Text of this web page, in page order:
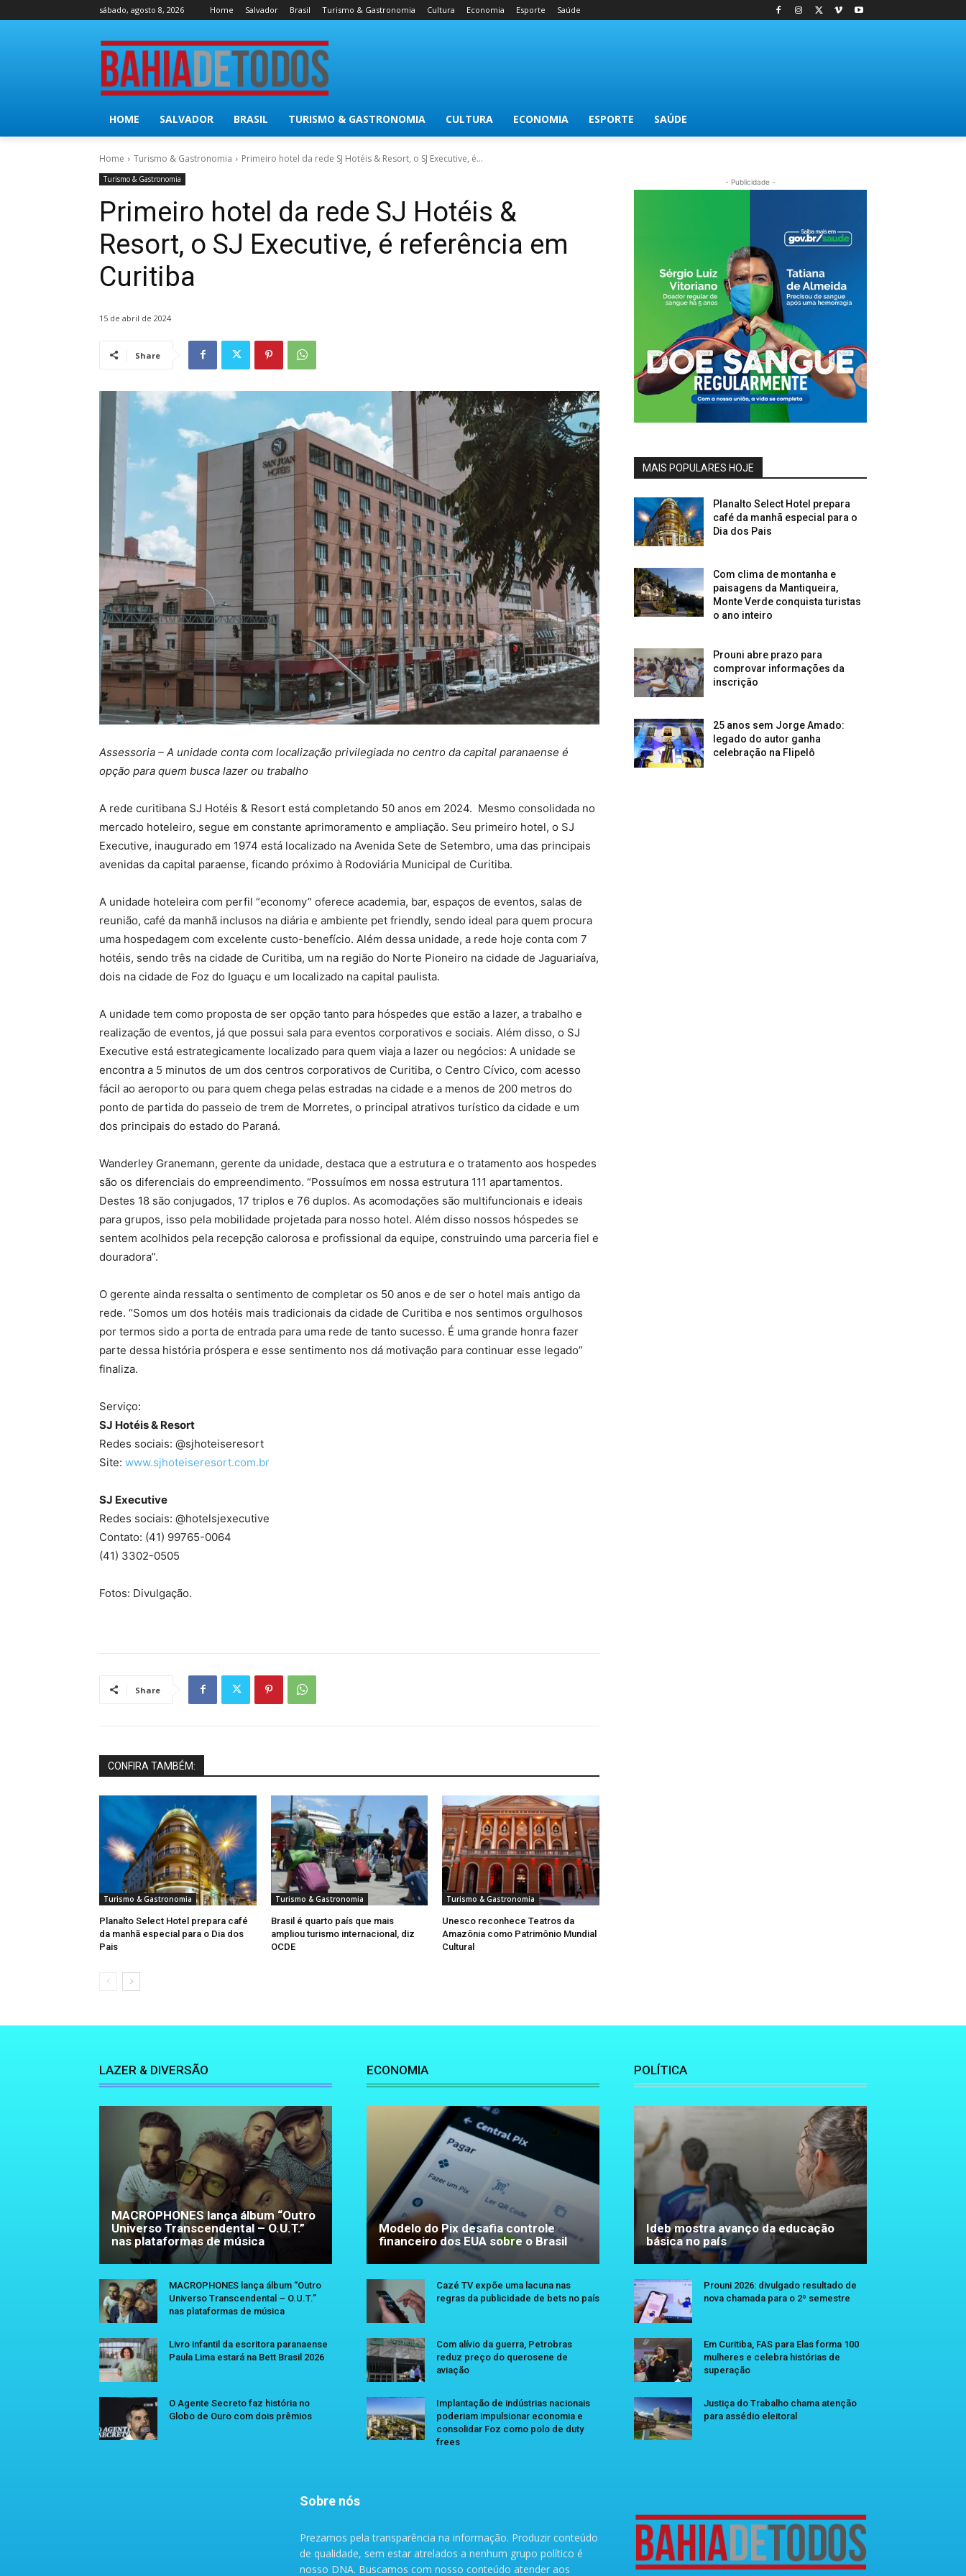
sábado, agosto 8, 2026 Home Salvador Brasil Turismo & Gastronomia Cultura Economia Esporte Saúde
HOME SALVADOR BRASIL TURISMO & GASTRONOMIA CULTURA ECONOMIA ESPORTE SAÚDE
Home Turismo & Gastronomia Primeiro hotel da rede SJ Hotéis & Resort, o SJ Executive, é...
Turismo & Gastronomia
Primeiro hotel da rede SJ Hotéis &
Resort, o SJ Executive, é referência em
Curitiba
15 de abril de 2024
Share
Assessoria – A unidade conta com localização privilegiada no centro da capital paranaense é
opção para quem busca lazer ou trabalho
A rede curitibana SJ Hotéis & Resort está completando 50 anos em 2024. Mesmo consolidada no
mercado hoteleiro, segue em constante aprimoramento e ampliação. Seu primeiro hotel, o SJ
Executive, inaugurado em 1974 está localizado na Avenida Sete de Setembro, uma das principais
avenidas da capital paraense, ficando próximo à Rodoviária Municipal de Curitiba.
A unidade hoteleira com perfil “economy” oferece academia, bar, espaços de eventos, salas de
reunião, café da manhã inclusos na diária e ambiente pet friendly, sendo ideal para quem procura
uma hospedagem com excelente custo-benefício. Além dessa unidade, a rede hoje conta com 7
hotéis, sendo três na cidade de Curitiba, um na região do Norte Pioneiro na cidade de Jaguariaíva,
dois na cidade de Foz do Iguaçu e um localizado na capital paulista.
A unidade tem como proposta de ser opção tanto para hóspedes que estão a lazer, a trabalho e
realização de eventos, já que possui sala para eventos corporativos e sociais. Além disso, o SJ
Executive está estrategicamente localizado para quem viaja a lazer ou negócios: A unidade se
encontra a 5 minutos de um dos centros corporativos de Curitiba, o Centro Cívico, com acesso
fácil ao aeroporto ou para quem chega pelas estradas na cidade e a menos de 200 metros do
ponto de partida do passeio de trem de Morretes, o principal atrativos turístico da cidade e um
dos principais do estado do Paraná.
Wanderley Granemann, gerente da unidade, destaca que a estrutura e o tratamento aos hospedes
são os diferenciais do empreendimento. “Possuímos em nossa estrutura 111 apartamentos.
Destes 18 são conjugados, 17 triplos e 76 duplos. As acomodações são multifuncionais e ideais
para grupos, isso pela mobilidade projetada para nosso hotel. Além disso nossos hóspedes se
sentem acolhidos pela recepção calorosa e profissional da equipe, construindo uma parceria fiel e
douradora”.
O gerente ainda ressalta o sentimento de completar os 50 anos e de ser o hotel mais antigo da
rede. “Somos um dos hotéis mais tradicionais da cidade de Curitiba e nos sentimos orgulhosos
por termos sido a porta de entrada para uma rede de tanto sucesso. É uma grande honra fazer
parte dessa história próspera e esse sentimento nos dá motivação para continuar esse legado”
finaliza.
Serviço:
SJ Hotéis & Resort
Redes sociais: @sjhoteiseresort
Site: www.sjhoteiseresort.com.br
SJ Executive
Redes sociais: @hotelsjexecutive
Contato: (41) 99765-0064
(41) 3302-0505
Fotos: Divulgação.
Share
CONFIRA TAMBÉM:
Turismo & Gastronomia
Planalto Select Hotel prepara café
da manhã especial para o Dia dos
Pais
Turismo & Gastronomia
Brasil é quarto país que mais
ampliou turismo internacional, diz
OCDE
Turismo & Gastronomia
Unesco reconhece Teatros da
Amazônia como Patrimônio Mundial
Cultural
- Publicidade -
MAIS POPULARES HOJE
Planalto Select Hotel prepara
café da manhã especial para o
Dia dos Pais
Com clima de montanha e
paisagens da Mantiqueira,
Monte Verde conquista turistas
o ano inteiro
Prouni abre prazo para
comprovar informações da
inscrição
25 anos sem Jorge Amado:
legado do autor ganha
celebração na Flipelô
LAZER & DIVERSÃO
MACROPHONES lança álbum “Outro
Universo Transcendental – O.U.T.”
nas plataformas de música
MACROPHONES lança álbum “Outro
Universo Transcendental – O.U.T.”
nas plataformas de música
Livro infantil da escritora paranaense
Paula Lima estará na Bett Brasil 2026
O Agente Secreto faz história no
Globo de Ouro com dois prêmios
ECONOMIA
Modelo do Pix desafia controle
financeiro dos EUA sobre o Brasil
Cazé TV expõe uma lacuna nas
regras da publicidade de bets no país
Com alívio da guerra, Petrobras
reduz preço do querosene de
aviação
Implantação de indústrias nacionais
poderiam impulsionar economia e
consolidar Foz como polo de duty
frees
POLÍTICA
Ideb mostra avanço da educação
básica no país
Prouni 2026: divulgado resultado de
nova chamada para o 2º semestre
Em Curitiba, FAS para Elas forma 100
mulheres e celebra histórias de
superação
Justiça do Trabalho chama atenção
para assédio eleitoral
Sobre nós
Prezamos pela transparência na informação. Produzir conteúdo
de qualidade, sem estar atrelados a nenhum grupo político é
nosso DNA. Buscamos com nosso conteúdo atender aos